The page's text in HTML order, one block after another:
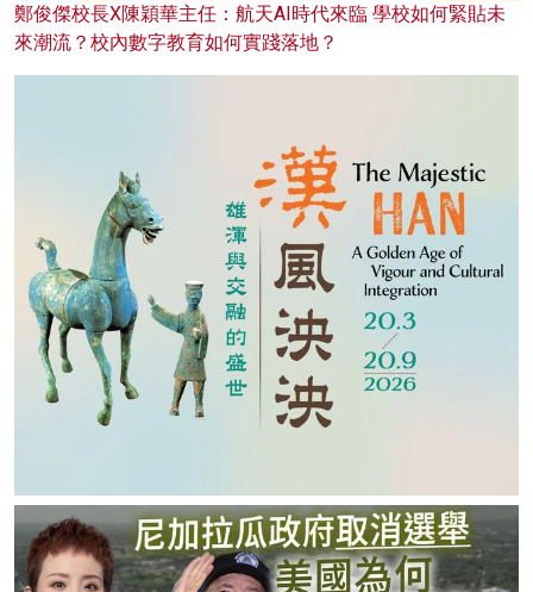
鄭俊傑校長X陳穎華主任：航天AI時代來臨 學校如何緊貼未
來潮流？校內數字教育如何實踐落地？